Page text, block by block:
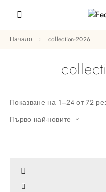
Начало collection-2026
Показване на 1–24 от 72
Първо най-новите